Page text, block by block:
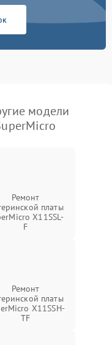
модели
Ремонт
платы
X11SSL-
F
Ремонт
платы
X11SSH-
TF